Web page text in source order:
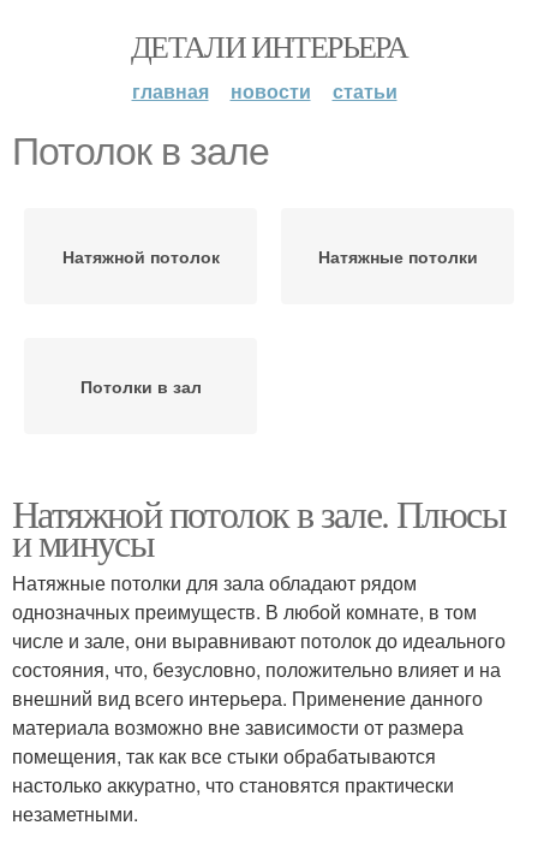
ДЕТАЛИ ИНТЕРЬЕРА
главная новости статьи
Потолок в зале
Натяжной потолок Натяжные потолки
Потолки в зал
Натяжной потолок в зале. Плюсы
и минусы
Натяжные потолки для зала обладают рядом
однозначных преимуществ. В любой комнате, в том
числе и зале, они выравнивают потолок до идеального
состояния, что, безусловно, положительно влияет и на
внешний вид всего интерьера. Применение данного
материала возможно вне зависимости от размера
помещения, так как все стыки обрабатываются
настолько аккуратно, что становятся практически
незаметными.